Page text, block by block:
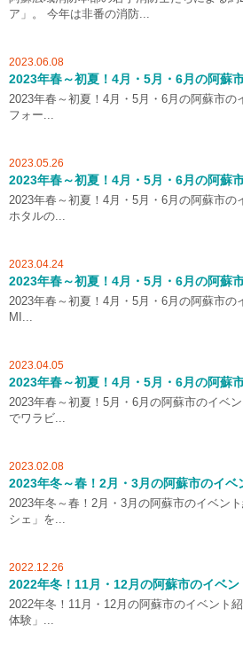
ア」。 今年は非番の消防...
2023.06.08
2023年春～初夏！4月・5月・6月の阿蘇
2023年春～初夏！4月・5月・6月の阿蘇市
フォー...
2023.05.26
2023年春～初夏！4月・5月・6月の阿蘇
2023年春～初夏！4月・5月・6月の阿蘇市
ホタルの...
2023.04.24
2023年春～初夏！4月・5月・6月の阿蘇
2023年春～初夏！4月・5月・6月の阿蘇市
MI...
2023.04.05
2023年春～初夏！4月・5月・6月の阿蘇
2023年春～初夏！5月・6月の阿蘇市のイベ
でワラビ...
2023.02.08
2023年冬～春！2月・3月の阿蘇市のイベ
2023年冬～春！2月・3月の阿蘇市のイベン
シェ」を...
2022.12.26
2022年冬！11月・12月の阿蘇市のイベン
2022年冬！11月・12月の阿蘇市のイベント
体験」...